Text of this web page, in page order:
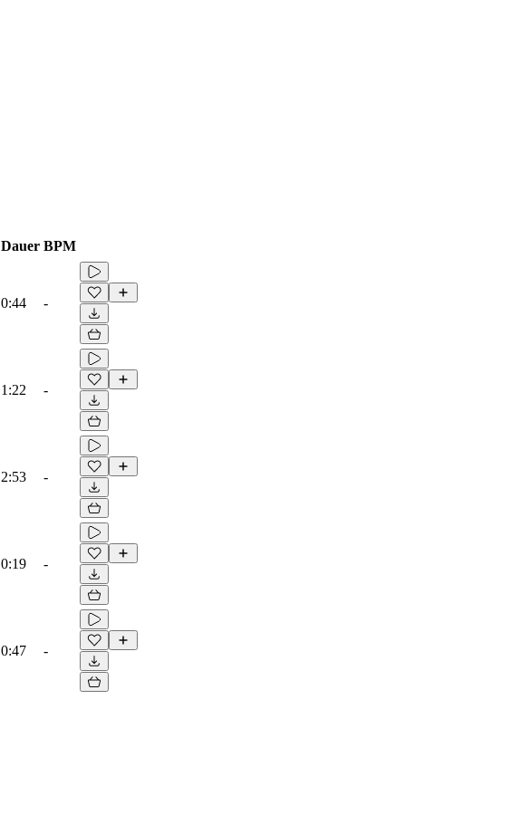
Dauer BPM
0:44 -
1:22 -
2:53 -
0:19 -
0:47 -